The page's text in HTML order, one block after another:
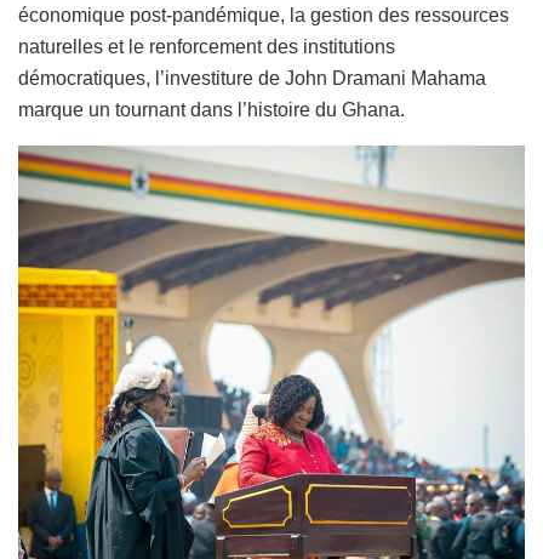
économique post-pandémique, la gestion des ressources
naturelles et le renforcement des institutions
démocratiques, l’investiture de John Dramani Mahama
marque un tournant dans l’histoire du Ghana.